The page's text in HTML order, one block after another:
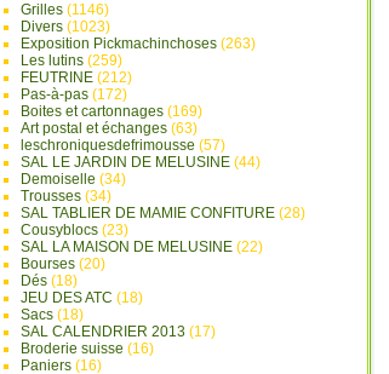
Grilles (1146)
Divers (1023)
Exposition Pickmachinchoses (263)
Les lutins (259)
FEUTRINE (212)
Pas-à-pas (172)
Boites et cartonnages (169)
Art postal et échanges (63)
leschroniquesdefrimousse (57)
SAL LE JARDIN DE MELUSINE (44)
Demoiselle (34)
Trousses (34)
SAL TABLIER DE MAMIE CONFITURE (28)
Cousyblocs (23)
SAL LA MAISON DE MELUSINE (22)
Bourses (20)
Dés (18)
JEU DES ATC (18)
Sacs (18)
SAL CALENDRIER 2013 (17)
Broderie suisse (16)
Paniers (16)